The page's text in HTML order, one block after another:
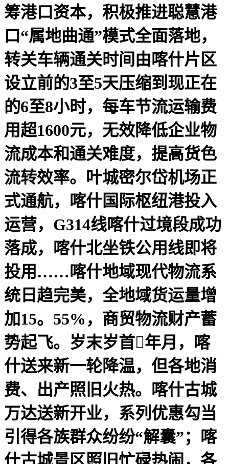
筹港口资本，积极推进聪慧港
口“属地曲通”模式全面落地，
转关车辆通关时间由喀什片区
设立前的3至5天压缩到现正在
的6至8小时，每车节流运输费
用超1600元，无效降低企业物
流成本和通关难度，提高货色
流转效率。叶城密尔岱机场正
式通航，喀什国际枢纽港投入
运营，G314线喀什过境段成功
落成，喀什北坐铁公用线即将
投用……喀什地域现代物流系
统日趋完美，全地域货运量增
加15。55%，商贸物流财产蓄
势起飞。岁末岁首年月，喀
什送来新一轮降温，但各地消
费、出产照旧火热。喀什古城
万达送新开业，系列优惠勾当
引得各族群众纷纷“解囊”；喀
什古城景区照旧忙碌热闹，各